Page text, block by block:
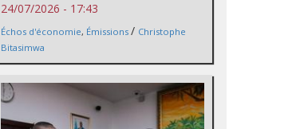
24/07/2026 - 17:43
Échos d'économie, Émissions / Christophe
Bitasimwa